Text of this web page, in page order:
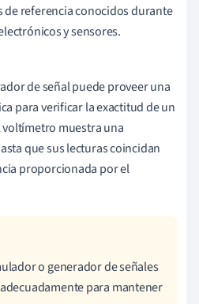
referencia conocidos durante
y sensores.
de señal puede proveer una
para verificar la exactitud de un
muestra una
que sus lecturas coincidan
proporcionada por el
o generador de señales
para mantener